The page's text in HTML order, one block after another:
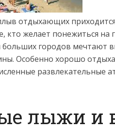
отдыхающих
кто желает понежиться
больших городов мечтают
Особенно хорошо
развлекательные
лыжи и